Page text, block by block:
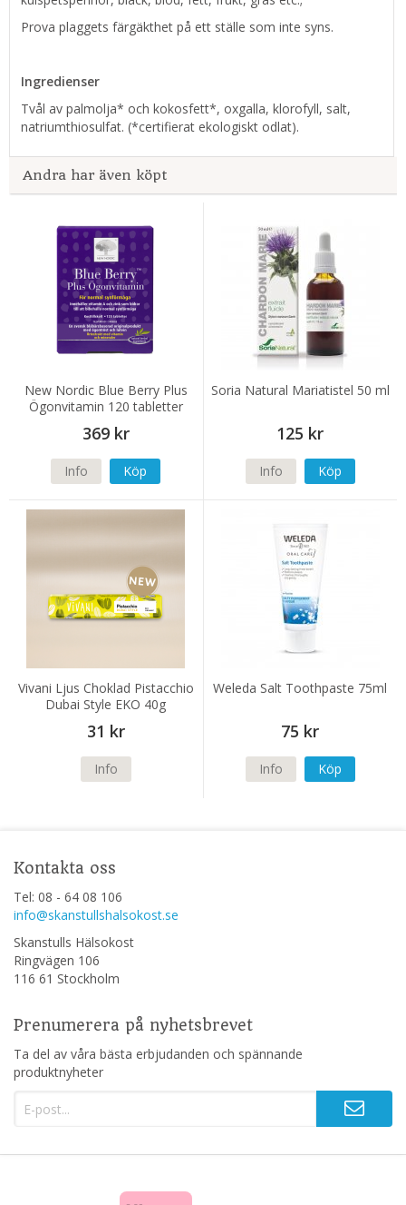
Prova plaggets färgäkthet på ett ställe som inte syns.
Ingredienser
Tvål av palmolja* och kokosfett*, oxgalla, klorofyll, salt,
natriumthiosulfat. (*certifierat ekologiskt odlat).
Andra har även köpt
New Nordic Blue Berry Plus
Ögonvitamin 120 tabletter
369 kr
Info Köp
Soria Natural Mariatistel 50 ml
125 kr
Info Köp
Vivani Ljus Choklad Pistacchio
Dubai Style EKO 40g
31 kr
Info
Weleda Salt Toothpaste 75ml
75 kr
Info Köp
Kontakta oss
Tel: 08 - 64 08 106
info@skanstullshalsokost.se
Skanstulls Hälsokost
Ringvägen 106
116 61 Stockholm
Prenumerera på nyhetsbrevet
Ta del av våra bästa erbjudanden och spännande
produktnyheter